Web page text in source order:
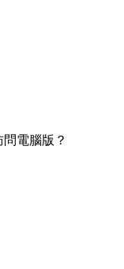
電腦版？